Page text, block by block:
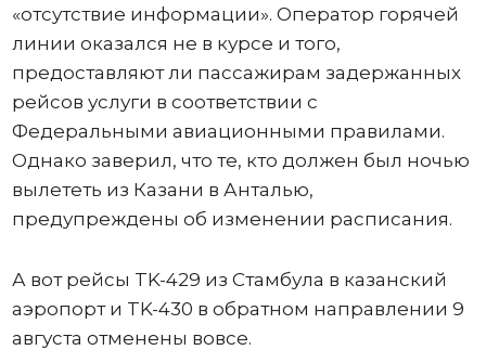
«отсутствие информации». Оператор горячей
линии оказался не в курсе и того,
предоставляют ли пассажирам задержанных
рейсов услуги в соответствии с
Федеральными авиационными правилами.
Однако заверил, что те, кто должен был ночью
вылететь из Казани в Анталью,
предупреждены об изменении расписания.
А вот рейсы TK-429 из Стамбула в казанский
аэропорт и TK-430 в обратном направлении 9
августа отменены вовсе.